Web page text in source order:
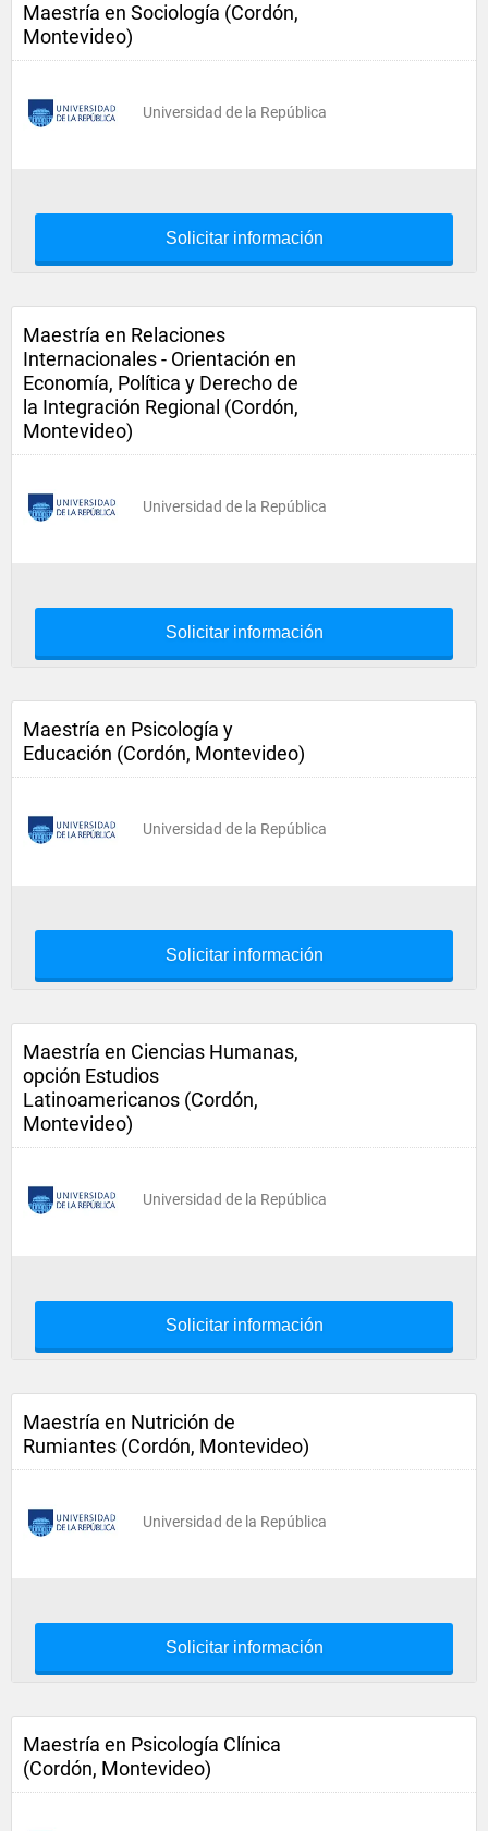
Maestría en Sociología (Cordón,
Montevideo)
Universidad de la República
Solicitar información
Maestría en Relaciones
Internacionales - Orientación en
Economía, Política y Derecho de
la Integración Regional (Cordón,
Montevideo)
Universidad de la República
Solicitar información
Maestría en Psicología y
Educación (Cordón, Montevideo)
Universidad de la República
Solicitar información
Maestría en Ciencias Humanas,
opción Estudios
Latinoamericanos (Cordón,
Montevideo)
Universidad de la República
Solicitar información
Maestría en Nutrición de
Rumiantes (Cordón, Montevideo)
Universidad de la República
Solicitar información
Maestría en Psicología Clínica
(Cordón, Montevideo)